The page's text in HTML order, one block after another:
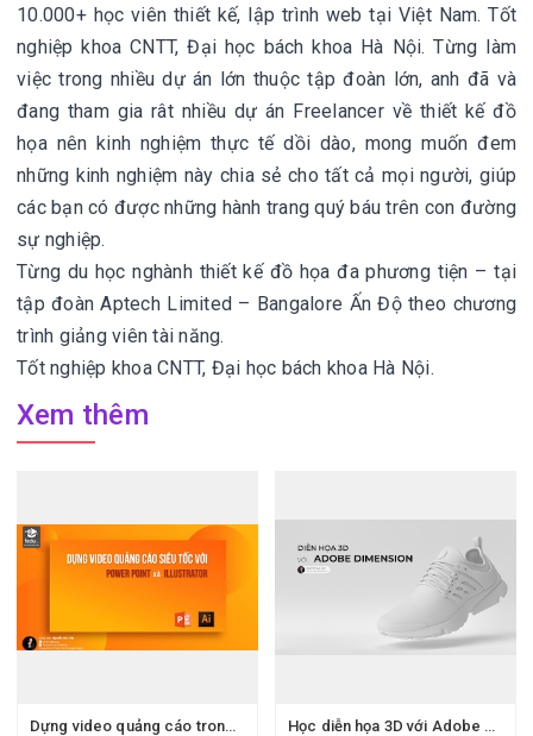
10.000+ học viên thiết kế, lập trình web tại Việt Nam. Tốt
nghiệp khoa CNTT, Đại học bách khoa Hà Nội. Từng làm
việc trong nhiều dự án lớn thuộc tập đoàn lớn, anh đã và
đang tham gia rât nhiều dự án Freelancer về thiết kế đồ
họa nên kinh nghiệm thực tế dồi dào, mong muốn đem
những kinh nghiệm này chia sẻ cho tất cả mọi người, giúp
các bạn có được những hành trang quý báu trên con đường
sự nghiệp.
Từng du học nghành thiết kế đồ họa đa phương tiện – tại
tập đoàn Aptech Limited – Bangalore Ấn Độ theo chương
trình giảng viên tài năng.
Tốt nghiệp khoa CNTT, Đại học bách khoa Hà Nội.
Xem thêm
Dựng video quảng cáo trong 30 phút với Power Point và illustrator
Học diễn họa 3D với Adobe Dimension